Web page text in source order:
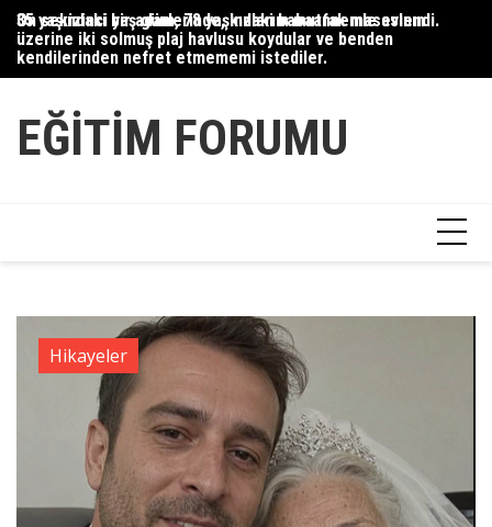
Skip
content
35 yaşındaki bir adam, 78 yaşındaki babaannemle evlendi.
On sekizinci yaş günlerinde, kızlarım mutfak masasının
üzerine iki solmuş plaj havlusu koydular ve benden
kendilerinden nefret etmememi istediler.
EĞITIM FORUMU
Hikayeler